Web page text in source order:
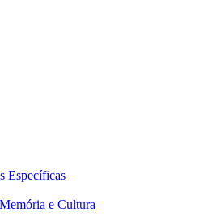
Específicas
e Cultura